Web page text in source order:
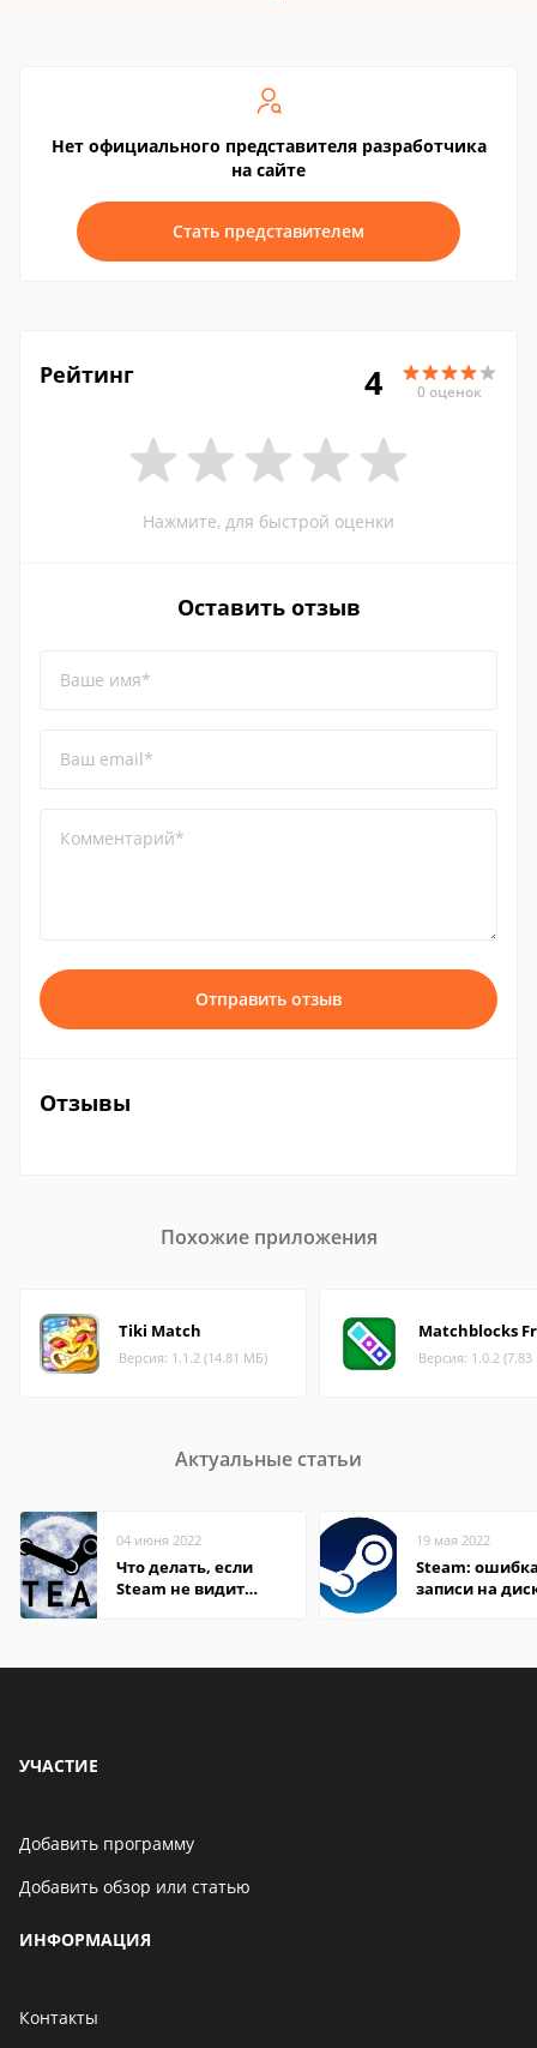
Нет официального представителя разработчика
на сайте
Стать представителем
Рейтинг 4 0 оценок
Нажмите, для быстрой оценки
Оставить отзыв
Ваше имя*
Ваш email*
Комментарий*
Отправить отзыв
Отзывы
Похожие приложения
Tiki Match
Версия: 1.1.2 (14.81 МБ)
Matchblocks
Версия: 1.0.2
Актуальные статьи
04 июня 2022
Что делать, если
Steam не видит
19 мая 2022
Steam:
записи на
УЧАСТИЕ
Добавить программу
Добавить обзор или статью
ИНФОРМАЦИЯ
Контакты